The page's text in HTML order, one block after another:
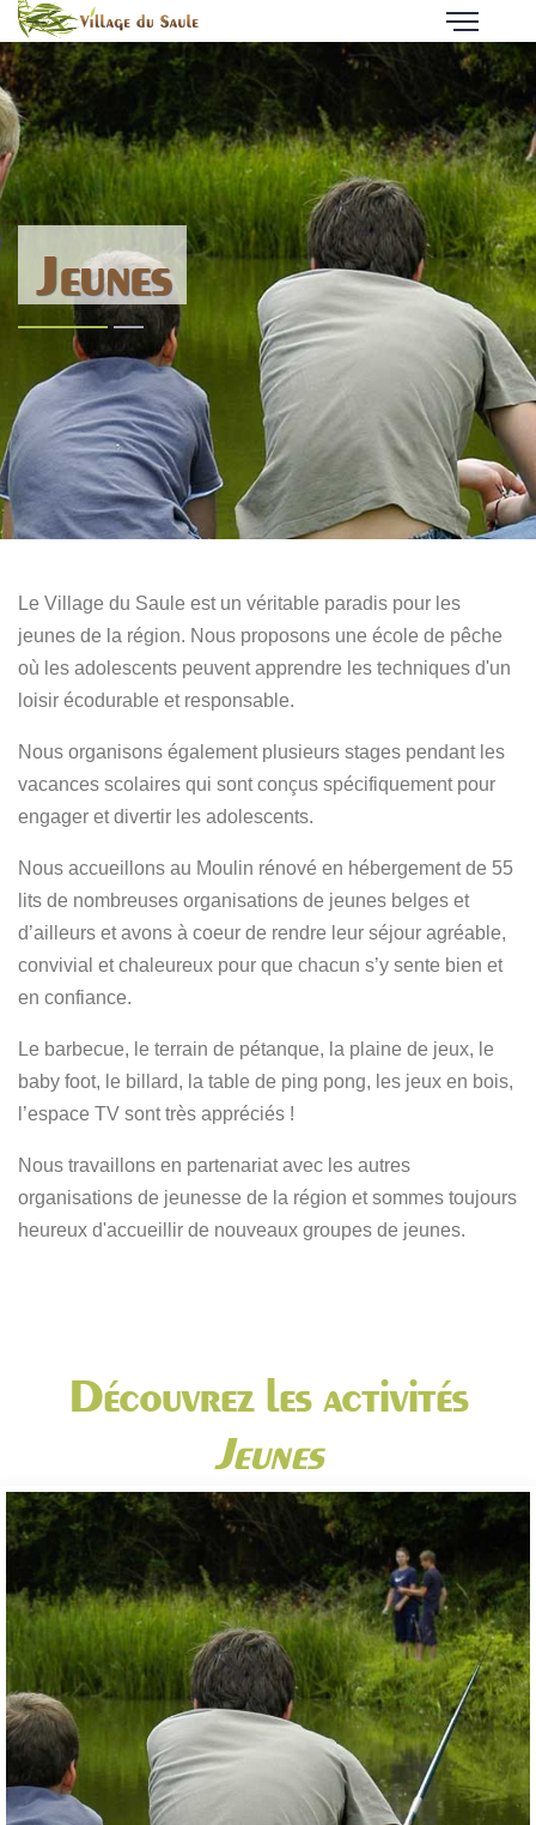
Jeunes
Le Village du Saule est un véritable paradis pour les
jeunes de la région. Nous proposons une école de pêche
où les adolescents peuvent apprendre les techniques d'un
loisir écodurable et responsable.
Nous organisons également plusieurs stages pendant les
vacances scolaires qui sont conçus spécifiquement pour
engager et divertir les adolescents.
Nous accueillons au Moulin rénové en hébergement de 55
lits de nombreuses organisations de jeunes belges et
d’ailleurs et avons à coeur de rendre leur séjour agréable,
convivial et chaleureux pour que chacun s’y sente bien et
en confiance.
Le barbecue, le terrain de pétanque, la plaine de jeux, le
baby foot, le billard, la table de ping pong, les jeux en bois,
l’espace TV sont très appréciés !
Nous travaillons en partenariat avec les autres
organisations de jeunesse de la région et sommes toujours
heureux d'accueillir de nouveaux groupes de jeunes.
Découvrez les activités
Jeunes